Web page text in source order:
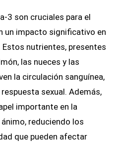
3 son cruciales para el
un impacto significativo en
Estos nutrientes, presentes
las nueces y las
la circulación sanguínea,
sexual. Además,
importante en la
reduciendo los
que pueden afectar